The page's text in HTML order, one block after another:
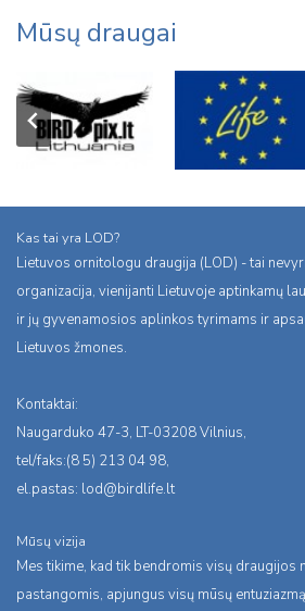
Mūsų draugai
Kas tai yra LOD?
Lietuvos ornitologu draugija (LOD) - tai
organizacija, vienijanti Lietuvoje aptinkamų
ir jų gyvenamosios aplinkos tyrimams ir
Lietuvos žmones.
Kontaktai:
Naugarduko 47-3, LT-03208 Vilnius,
tel/faks:(8 5) 213 04 98,
el.pastas: lod@birdlife.lt
Mūsų vizija
Mes tikime, kad tik bendromis visų draugijos
pastangomis, apjungus visų mūsų